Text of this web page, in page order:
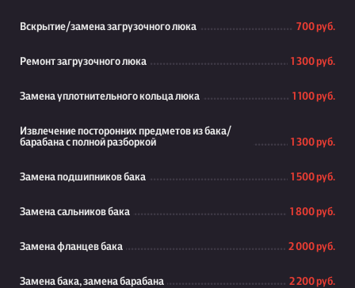
Вскрытие/замена загрузочного люка 700 руб.
Ремонт загрузочного люка 1 300 руб.
Замена уплотнительного кольца люка 1 100 руб.
Извлечение посторонних предметов из бака/
барабана с полной разборкой
1 300 руб.
Замена подшипников бака 1 500 руб.
Замена сальников бака 1 800 руб.
Замена фланцев бака 2 000 руб.
Замена бака, замена барабана 2 200 руб.